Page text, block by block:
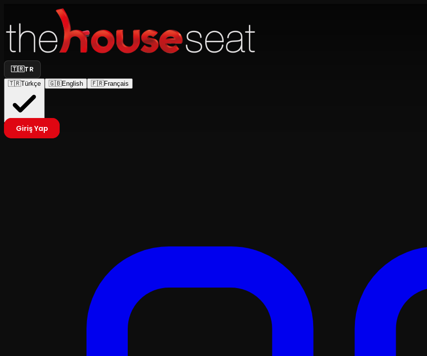
🇹🇷TR
🇹🇷Türkçe 🇬🇧English 🇫🇷Français
Giriş Yap